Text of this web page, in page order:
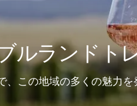
ルランドト
、この地域の多くの魅力を